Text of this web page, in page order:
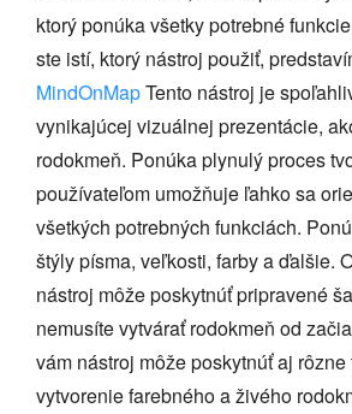
ktorý ponúka všetky potrebné
ste istí, ktorý nástroj použiť,
MindOnMapTento nástroj je
vynikajúcej vizuálnej prezentácie,
rodokmeň. Ponúka plynulý proces
používateľom umožňuje ľahko sa
všetkých potrebných funkciách.
štýly písma, veľkosti, farby a ďalšie.
nástroj môže poskytnúť pripravené
nemusíte vytvárať rodokmeň od
vám nástroj môže poskytnúť aj rôzne
vytvorenie farebného a živého